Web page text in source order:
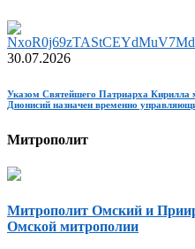
30.07.2026
Указом Святейшего Патриарха
Дионисий назначен временно
Митрополит
Митрополит Омский и
Омской митрополии